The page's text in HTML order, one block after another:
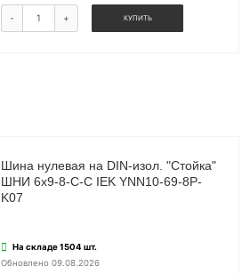
- + КУПИТЬ
Шина нулевая на DIN-изол. "Стойка"
ШНИ 6х9-8-С-С IEK YNN10-69-8P-
K07
На складе 1504 шт.
Обновлено 09.08.2026